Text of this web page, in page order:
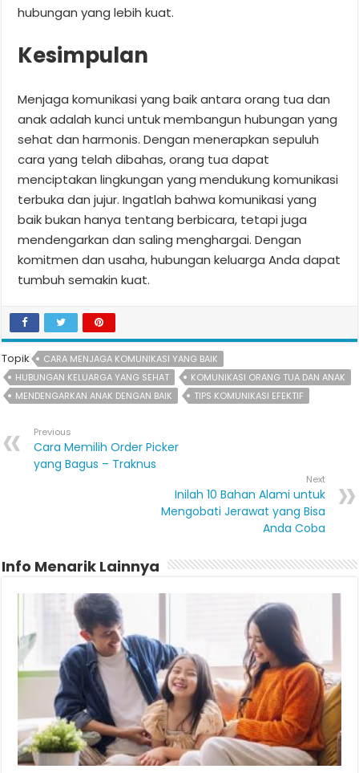
hubungan yang lebih kuat.
Kesimpulan
Menjaga komunikasi yang baik antara orang tua dan
anak adalah kunci untuk membangun hubungan yang
sehat dan harmonis. Dengan menerapkan sepuluh
cara yang telah dibahas, orang tua dapat
menciptakan lingkungan yang mendukung komunikasi
terbuka dan jujur. Ingatlah bahwa komunikasi yang
baik bukan hanya tentang berbicara, tetapi juga
mendengarkan dan saling menghargai. Dengan
komitmen dan usaha, hubungan keluarga Anda dapat
tumbuh semakin kuat.
Topik
CARA MENJAGA KOMUNIKASI YANG BAIK
HUBUNGAN KELUARGA YANG SEHAT
KOMUNIKASI ORANG TUA DAN ANAK
MENDENGARKAN ANAK DENGAN BAIK
TIPS KOMUNIKASI EFEKTIF
Previous
Cara Memilih Order Picker
yang Bagus – Traknus
Next
Inilah 10 Bahan Alami untuk
Mengobati Jerawat yang Bisa
Anda Coba
Info Menarik Lainnya